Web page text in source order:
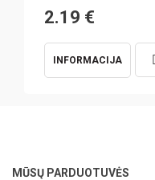
2.19 €
INFORMACIJA
MŪSŲ PARDUOTUVĖS